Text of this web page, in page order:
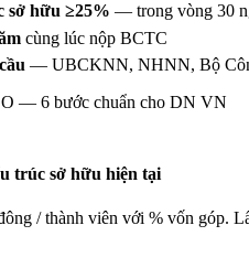
sở hữu ≥25% — trong vòng 30
cùng lúc nộp BCTC
— UBCKNN, NHNN, Bộ
— 6 bước chuẩn cho DN VN
trúc sở hữu hiện tại
/ thành viên với % vốn góp.